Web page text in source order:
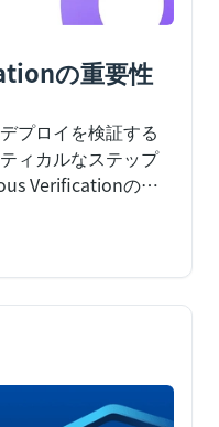
の重要性
プロイを検証する
ィカルなステップ
Verificationの重
問いに、「このデ
ブが完了したとき
ランザクションの